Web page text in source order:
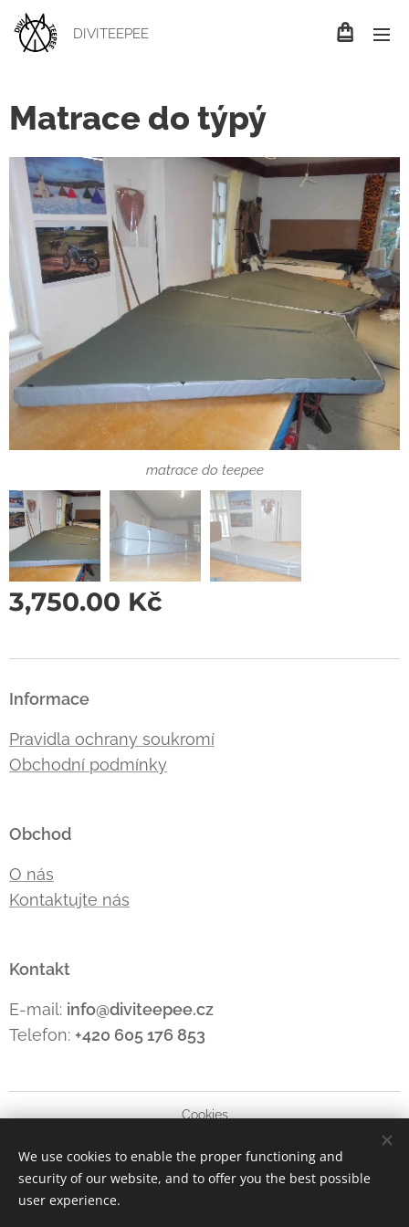
DIVITEEPEE
Matrace do týpý
matrace do teepee
Spaní v teepee
3,750.00 Kč
Informace
Pravidla ochrany soukromí
Obchodní podmínky
Obchod
O nás
Kontaktujte nás
Kontakt
E-mail: info@diviteepee.cz
Telefon: +420 605 176 853
Cookies
Languages
Čeština
Polski Deutsch English
We use cookies to enable the proper functioning and
security of our website, and to offer you the best possible
user experience.